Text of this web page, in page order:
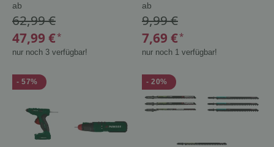
ab
62,99 €
47,99 €*
nur noch 3 verfügbar!
ab
9,99 €
7,69 €*
nur noch 1 verfügbar!
- 57% - 20%